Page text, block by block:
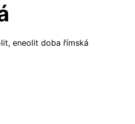
eneolit doba římská